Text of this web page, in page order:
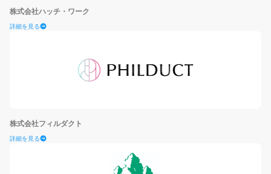
株式会社ハッチ・ワーク
詳細を見る
株式会社フィルダクト
詳細を見る